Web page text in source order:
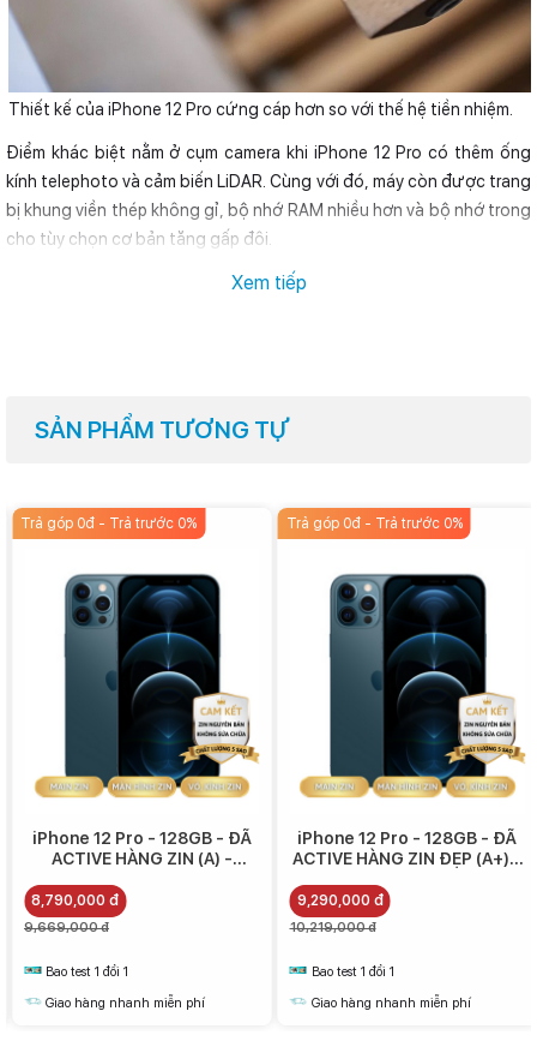
Thiết kế của iPhone 12 Pro cứng cáp hơn so với thế hệ tiền nhiệm.
Điểm khác biệt nằm ở cụm camera khi iPhone 12 Pro có thêm ống
kính telephoto và cảm biến LiDAR. Cùng với đó, máy còn được trang
bị khung viền thép không gỉ, bộ nhớ RAM nhiều hơn và bộ nhớ trong
cho tùy chọn cơ bản tăng gấp đôi.
Tất nhiên, người dùng sẽ phải trả999 USD
iPhone Pro đã không còn nhiều như năm ngoái. iPhone 11 chỉ được
Câu hỏi dành cho những ai đang phân vân chọn iPhone 12 hay
không. Tất cả phụ thuộc vào nhu cầu sử dụng hai tính năng zoom
quang học và chụp ảnh chân dung trong điều kiện thiếu sáng của
Mặt khác, nếu muốn chi nhiều hơn và nhận lại những giá trị tương
ứng, có lẽ bạn nên chờ đợi iPhone 12 Pro Max. Với giá cao hơn100
so với iPhone 12 Pro, iPhone 12 Pro Max có màn hình lớn hơn và
camera được cải tiến (thêm chống rung cảm biến, zoom tốt hơn...).
Xem tiếp
SẢN PHẨM TƯƠNG TỰ
Trả góp 0đ - Trả trước 0%
iPhone 12 Pro - 128GB - ĐÃ
ACTIVE HÀNG ZIN (A) -
8,790,000 đ
9,669,000 đ
Bao test 1 đổi 1
Giao hàng nhanh miễn phí
Trả góp 0đ - Trả trước 0%
iPhone 12 Pro - 128GB - ĐÃ
ACTIVE HÀNG ZIN ĐẸP (A+) -
9,290,000 đ
10,219,000 đ
Bao test 1 đổi 1
Giao hàng nhanh miễn phí